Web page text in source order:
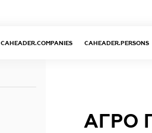
CAHEADER.COMPANIES CAHEADER.PERSONS
АГРО